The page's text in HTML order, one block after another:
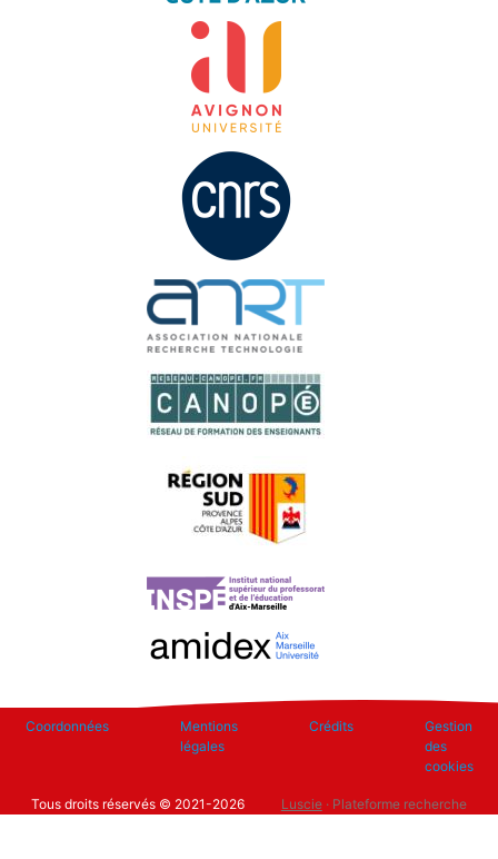
Coordonnées
Mentions
légales
Crédits
Gestion
des
cookies
Tous droits réservés © 2021-2026 Luscie· Plateforme recherche